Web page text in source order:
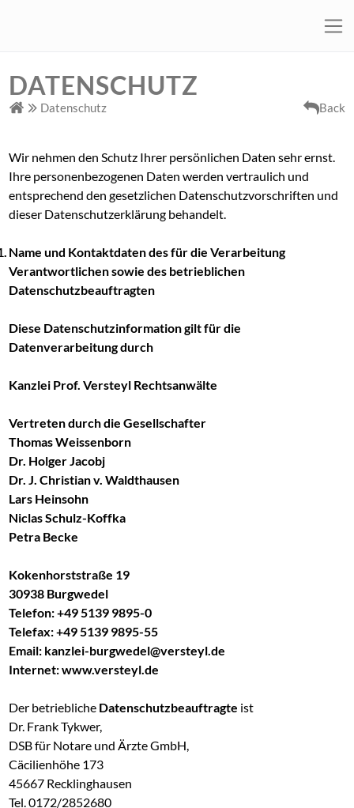
DATENSCHUTZ
Datenschutz Back
Wir nehmen den Schutz Ihrer persönlichen Daten sehr ernst.
Ihre personenbezogenen Daten werden vertraulich und
entsprechend den gesetzlichen Datenschutzvorschriften und
dieser Datenschutzerklärung behandelt.
Name und Kontaktdaten des für die Verarbeitung
Verantwortlichen sowie des betrieblichen
Datenschutzbeauftragten
Diese Datenschutzinformation gilt für die
Datenverarbeitung durch
Kanzlei Prof. Versteyl Rechtsanwälte
Vertreten durch die Gesellschafter
Thomas Weissenborn
Dr. Holger Jacobj
Dr. J. Christian v. Waldthausen
Lars Heinsohn
Niclas Schulz-Koffka
Petra Becke
Kokenhorststraße 19
30938 Burgwedel
Telefon: +49 5139 9895-0
Telefax: +49 5139 9895-55
Email: kanzlei-burgwedel@versteyl.de
Internet:www.versteyl.de
Der betriebliche Datenschutzbeauftragte ist
Dr. Frank Tykwer,
DSB für Notare und Ärzte GmbH,
Cäcilienhöhe 173
45667 Recklinghausen
Tel. 0172/2852680